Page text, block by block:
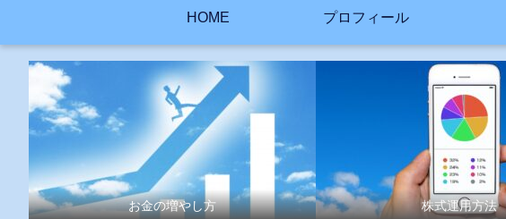
HOME プロフィール
お金の増やし方 株式運用方法